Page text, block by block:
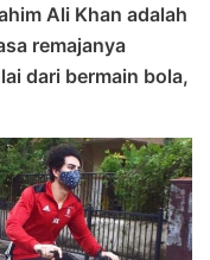
Ali Khan adalah
remajanya
dari bermain bola,